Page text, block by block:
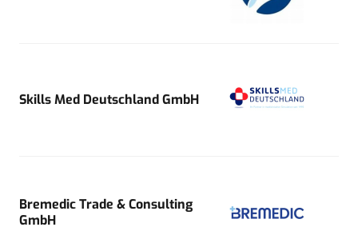
Skills Med Deutschland GmbH
Bremedic Trade & Consulting
GmbH